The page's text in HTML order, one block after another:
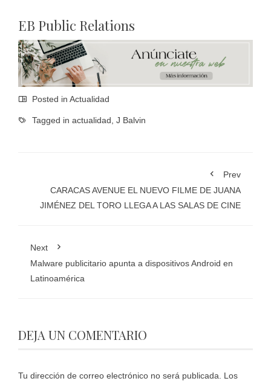
EB Public Relations
Posted in Actualidad
Tagged in actualidad J Balvin
Prev
CARACAS AVENUE EL NUEVO FILME DE JUANA
JIMÉNEZ DEL TORO LLEGA A LAS SALAS DE CINE
Next
Malware publicitario apunta a dispositivos Android en
Latinoamérica
DEJA UN COMENTARIO
Tu dirección de correo electrónico no será publicada.
Los